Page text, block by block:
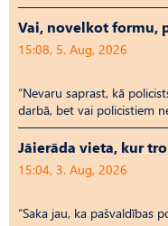
Vai, novelkot formu,
15:08, 5. Aug, 2026
“Nevaru saprast, kā
darbā, bet vai policistiem
Jāierāda vieta, kur
15:04, 3. Aug, 2026
“Saka jau, ka pašvaldības